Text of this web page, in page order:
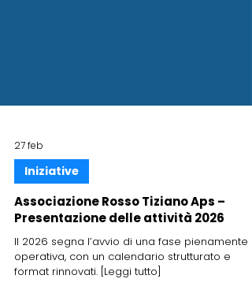
27 feb
Iniziative
Associazione Rosso Tiziano Aps –
Presentazione delle attività 2026